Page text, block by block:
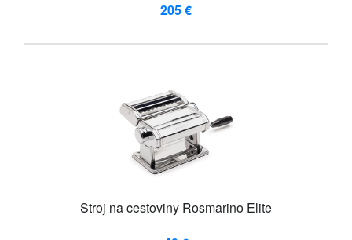
205 €
Stroj na cestoviny Rosmarino Elite